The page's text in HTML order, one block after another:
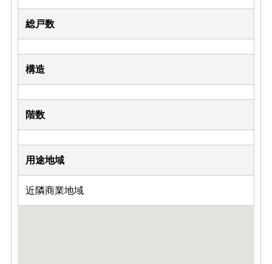
総戸数
構造
階数
用途地域
近隣商業地域